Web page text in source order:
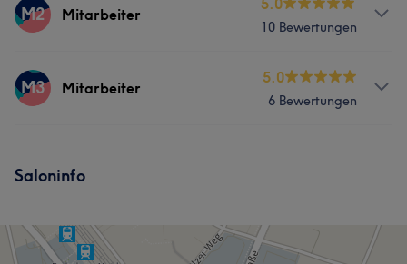
M2 Mitarbeiter
5.0
10 Bewertungen
Services
M3 Mitarbeiter
5.0
6 Bewertungen
Saloninfo